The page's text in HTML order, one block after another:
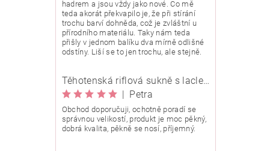
hadrem a jsou vždy jako nové. Co mě
teda akorát překvapilo je, že při stírání
trochu barví dohněda, což je zvláštní u
přírodního materiálu. Taky nám teda
přišly v jednom balíku dva mírně odlišné
odstíny. Liší se to jen trochu, ale stejně.
Těhotenská riflová sukně s laclem Rialto Wingles 01753
| Petra
Obchod doporučuji, ochotně poradí se
správnou velikostí, produkt je moc pěkný,
dobrá kvalita, pěkně se nosí, příjemný.